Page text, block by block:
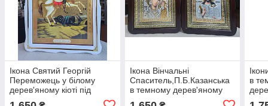
Ікона Святий Георгій
Переможець у білому
дерев'яному кіоті під
склом, розмір кіота 54*40,
Ікона Вінчальні
Спаситель,П.Б.Казанська
в темному дерев'яному
в